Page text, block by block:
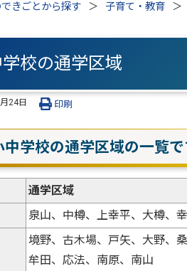
きごとから探す 子育て・教育
校の通学区域
24日 印刷
中学校の通学区域の一覧で
通学区域
泉山、中樽、上幸平、大樽、
境野、古木場、戸矢、大野、
牟田、応法、南原、南山